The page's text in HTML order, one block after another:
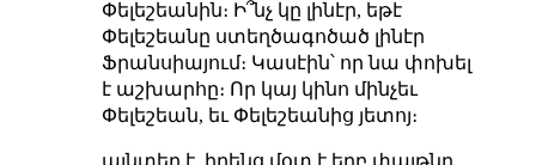
Փելեշեանին։ Ի՞նչ կը լինէր, եթէ
Փելեշեանը ստեղծագոծած լինէր
Ֆրանսիայում։ Կասէին՝ որ նա փոխել
է աշխարհը։ Որ կայ կինո մինչեւ
Փելեշեան, եւ Փելեշեանից յետոյ։
այնտեղ է, իրենց մօտ է երբ փայթնը